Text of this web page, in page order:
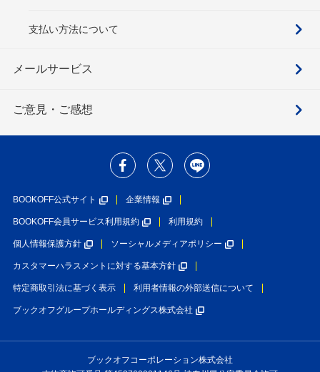
支払い方法について
メールサービス
ご意見・ご感想
BOOKOFF公式サイト 企業情報
BOOKOFF会員サービス利用規約 利用規約
個人情報保護方針 ソーシャルメディアポリシー
カスタマーハラスメントに対する基本方針
特定商取引法に基づく表示 利用者情報の外部送信について
ブックオフグループホールディングス株式会社
ブックオフコーポレーション株式会社